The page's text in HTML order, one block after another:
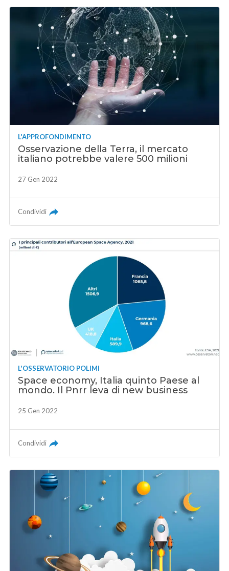
L'APPROFONDIMENTO
Osservazione della Terra, il mercato
italiano potrebbe valere 500 milioni
27 Gen 2022
Condividi
L'OSSERVATORIO POLIMI
Space economy, Italia quinto Paese al
mondo. Il Pnrr leva di new business
25 Gen 2022
Condividi